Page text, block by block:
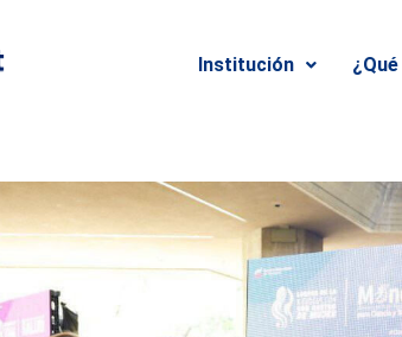
Institución